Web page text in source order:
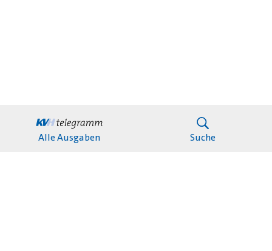
Alle Ausgaben Suche